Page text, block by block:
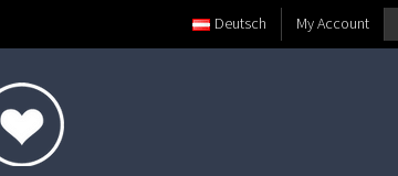
Deutsch My Account